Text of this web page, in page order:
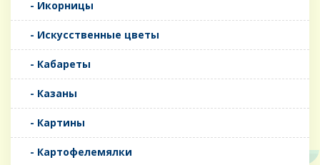
- Икорницы
- Искусственные цветы
- Кабареты
- Казаны
- Картины
- Картофелемялки